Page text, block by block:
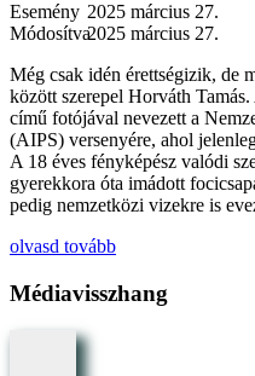
Esemény 2025 március 27.
Módosítva2025 március 27.
Még csak idén érettségizik, de
között szerepel Horváth
című fotójával nevezett a
(AIPS) versenyére, ahol
A 18 éves fényképész valódi
gyerekkora óta imádott
pedig nemzetközi vizekre is
olvasd tovább
Médiavisszhang